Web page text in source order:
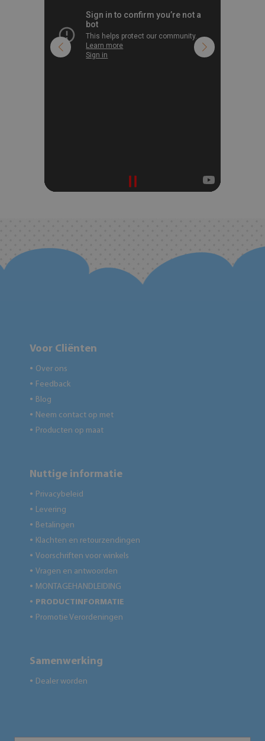
Voor Cliënten
● Over ons
● Feedback
● Blog
● Neem contact op met
● Producten op maat
Nuttige informatie
● Privacybeleid
● Levering
● Betalingen
● Klachten en retourzendingen
● Voorschriften voor winkels
● Vragen en antwoorden
● MONTAGEHANDLEIDING
● PRODUCTINFORMATIE
● Promotie Verordeningen
Samenwerking
● Dealer worden